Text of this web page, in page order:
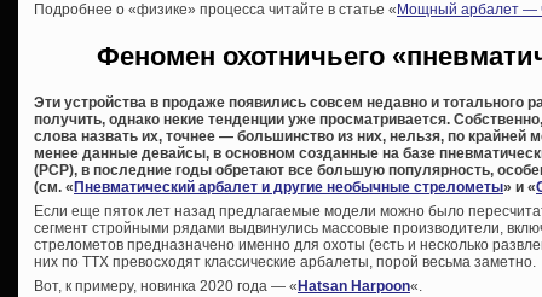
Подробнее о «физике» процесса читайте в статье « Мощный арбалет —
Феномен охотничьего
Эти устройства в продаже появились совсем недавно и тотального
получить, однако некие тенденции уже просматривается.
слова назвать их, точнее — большинство из них, нельзя, по
менее данные девайсы, в основном созданные на базе
(PCP), в последние годы обретают все большую популярность,
(см. «Пневматический арбалет и другие необычные стрелометы» и «
Если еще пяток лет назад предлагаемые модели можно было
сегмент стройными рядами выдвинулись массовые производители,
стрелометов предназначено именно для охоты (есть и несколько
них по ТТХ превосходят классические арбалеты, порой весьма заметно.
Вот, к примеру, новинка 2020 года — «Hatsan Harpoon«.